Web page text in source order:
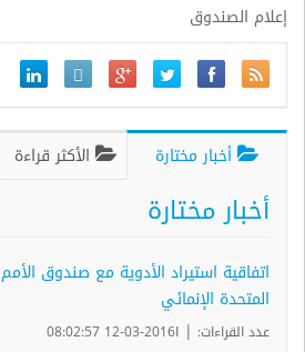
إعلام الصندوق
أخبار مختارة الأكثر قراءة
أخبار مختارة
اتفاقية استيراد الأدوية مع صندوق الأمم
المتحدة الإنمائي
عدد القراءات: | ا2016-03-12 08:02:57